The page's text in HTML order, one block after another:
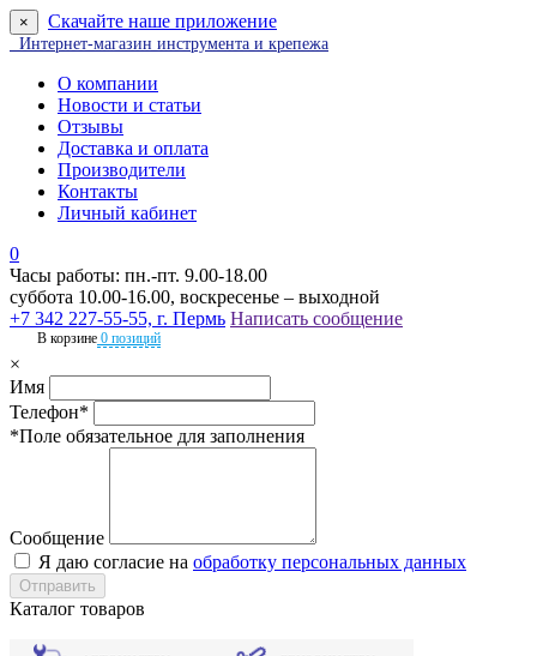
× Скачайте наше приложение
Интернет-магазин инструмента и крепежа
О компании
Новости и статьи
Отзывы
Доставка и оплата
Производители
Контакты
Личный кабинет
0
Часы работы: пн.-пт. 9.00-18.00
суббота 10.00-16.00, воскресенье – выходной
+7 342 227-55-55, г. Пермь Написать сообщение
В корзине 0 позиций
×
Имя
Телефон*
*Поле обязательное для заполнения
Сообщение
Я даю согласие на обработку персональных данных
Каталог товаров